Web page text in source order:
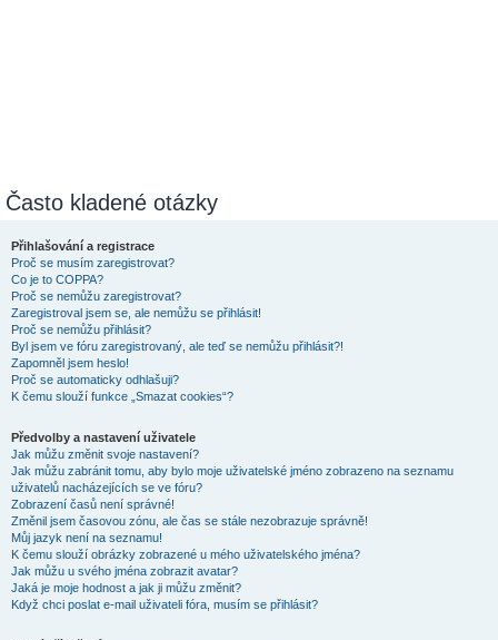
Často kladené otázky
Přihlašování a registrace
Proč se musím zaregistrovat?
Co je to COPPA?
Proč se nemůžu zaregistrovat?
Zaregistroval jsem se, ale nemůžu se přihlásit!
Proč se nemůžu přihlásit?
Byl jsem ve fóru zaregistrovaný, ale teď se nemůžu přihlásit?!
Zapomněl jsem heslo!
Proč se automaticky odhlašuji?
K čemu slouží funkce „Smazat cookies“?
Předvolby a nastavení uživatele
Jak můžu změnit svoje nastavení?
Jak můžu zabránit tomu, aby bylo moje uživatelské jméno zobrazeno na seznamu
uživatelů nacházejících se ve fóru?
Zobrazení časů není správné!
Změnil jsem časovou zónu, ale čas se stále nezobrazuje správně!
Můj jazyk není na seznamu!
K čemu slouží obrázky zobrazené u mého uživatelského jména?
Jak můžu u svého jména zobrazit avatar?
Jaká je moje hodnost a jak ji můžu změnit?
Když chci poslat e-mail uživateli fóra, musím se přihlásit?